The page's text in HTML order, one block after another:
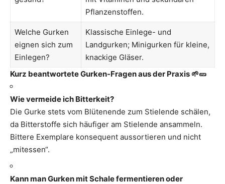
Pflanzenstoffen.
Welche Gurken
eignen sich zum
Einlegen?
Klassische Einlege- und
Landgurken; Minigurken für kleine,
knackige Gläser.
Kurz beantwortete Gurken-Fragen aus der Praxis 🌱🥒
Wie vermeide ich Bitterkeit?
Die Gurke stets vom Blütenende zum Stielende schälen,
da Bitterstoffe sich häufiger am Stielende ansammeln.
Bittere Exemplare konsequent aussortieren und nicht
„mitessen“.
Kann man Gurken mit Schale fermentieren oder